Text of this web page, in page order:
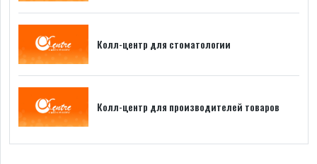
Колл-центр для стоматологии
Колл-центр для производителей товаров